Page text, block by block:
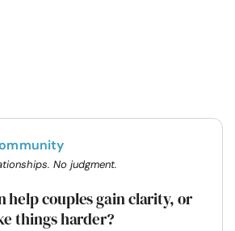
No judgment.
help couples gain clarity, or
things harder?